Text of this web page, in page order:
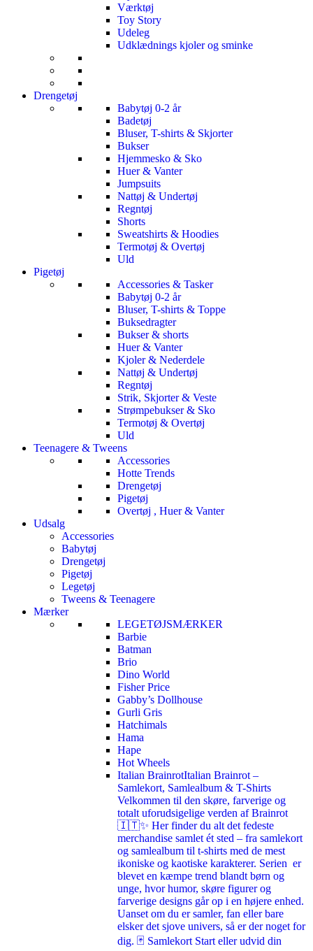
Værktøj
Toy Story
Udeleg
Udklædnings kjoler og sminke
Drengetøj
Babytøj 0-2 år
Badetøj
Bluser, T-shirts & Skjorter
Bukser
Hjemmesko & Sko
Huer & Vanter
Jumpsuits
Nattøj & Undertøj
Regntøj
Shorts
Sweatshirts & Hoodies
Termotøj & Overtøj
Uld
Pigetøj
Accessories & Tasker
Babytøj 0-2 år
Bluser, T-shirts & Toppe
Buksedragter
Bukser & shorts
Huer & Vanter
Kjoler & Nederdele
Nattøj & Undertøj
Regntøj
Strik, Skjorter & Veste
Strømpebukser & Sko
Termotøj & Overtøj
Uld
Teenagere & Tweens
Accessories
Hotte Trends
Drengetøj
Pigetøj
Overtøj , Huer & Vanter
Udsalg
Accessories
Babytøj
Drengetøj
Pigetøj
Legetøj
Tweens & Teenagere
Mærker
LEGETØJSMÆRKER
Barbie
Batman
Brio
Dino World
Fisher Price
Gabby’s Dollhouse
Gurli Gris
Hatchimals
Hama
Hape
Hot Wheels
Italian BrainrotItalian Brainrot –
Samlekort, Samlealbum & T-Shirts
Velkommen til den skøre, farverige og
totalt uforudsigelige verden af Brainrot
🇮🇹✨ Her finder du alt det fedeste
merchandise samlet ét sted – fra samlekort
og samlealbum til t-shirts med de mest
ikoniske og kaotiske karakterer. Serien er
blevet en kæmpe trend blandt børn og
unge, hvor humor, skøre figurer og
farverige designs går op i en højere enhed.
Uanset om du er samler, fan eller bare
elsker det sjove univers, så er der noget for
dig. 🃏 Samlekort Start eller udvid din